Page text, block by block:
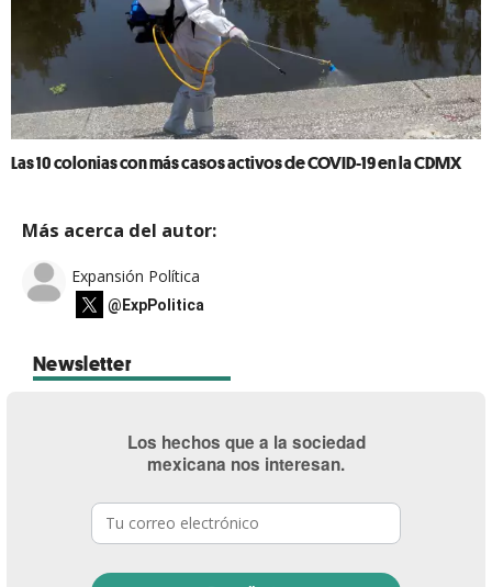
Las 10 colonias con más casos activos de COVID-19 en la CDMX
Más acerca del autor:
Expansión Política
@ExpPolitica
Newsletter
Los hechos que a la sociedad
mexicana nos interesan.